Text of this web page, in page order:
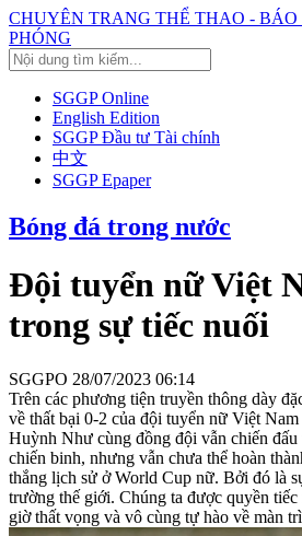
CHUYÊN TRANG THỂ THAO -
PHÓNG
SGGP Online
English Edition
SGGP Đầu tư Tài chính
中文
SGGP Epaper
Bóng đá trong nước
Đội tuyển nữ Việt
trong sự tiếc nuối
SGGPO 28/07/2023 06:14
Trên các phương tiện truyền thông dày
về thất bại 0-2 của đội tuyển nữ Việt
Huỳnh Như cùng đồng đội vẫn chiến
chiến binh, nhưng vẫn chưa thể hoàn
thắng lịch sử ở World Cup nữ. Bởi đó là
trường thế giới. Chúng ta được quyền
giờ thất vọng và vô cùng tự hào về màn